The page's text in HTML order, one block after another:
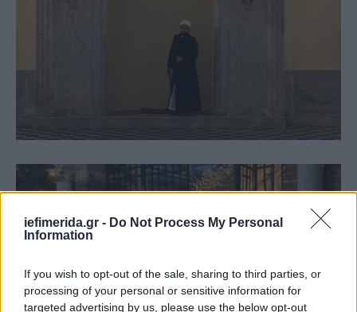
iefimerida.gr - Do Not Process My Personal
Information
If you wish to opt-out of the sale, sharing to third parties, or
processing of your personal or sensitive information for
targeted advertising by us, please use the below opt-out